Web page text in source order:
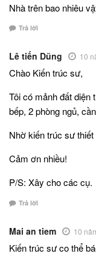
Nhà trên bao nhiêu
Trả lời
Lê tiến Dũng 10
Chào Kiến trúc sư,
Tôi có mảnh đất diện
bếp, 2 phòng ngủ,
Nhờ kiến trúc sư
Cảm ơn nhiều!
P/S: Xây cho các cụ.
Trả lời
Mai an tiem 10
Kiến trúc sư co thể